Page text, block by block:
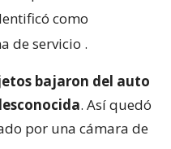
como
de servicio .
bajaron del auto
. Así quedó
por una cámara de